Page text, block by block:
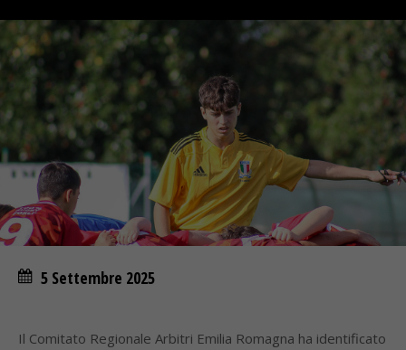
5 Settembre 2025
Il Comitato Regionale Arbitri Emilia Romagna ha identificato